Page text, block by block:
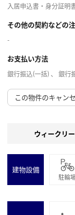
入居申込書・身分証明
その他の契約などの
-
お支払い方法
銀行振込(一括) 、 銀行
この物件のキャン
ウィークリ
建物設備
駐輪